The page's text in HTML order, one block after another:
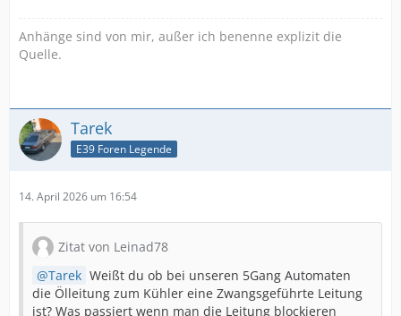
Anhänge sind von mir, außer ich benenne explizit die
Quelle.
Tarek
E39 Foren Legende
14. April 2026 um 16:54
Zitat von Leinad78
Tarek Weißt du ob bei unseren 5Gang Automaten
die Ölleitung zum Kühler eine Zwangsgeführte Leitung
ist? Was passiert wenn man die Leitung blockieren